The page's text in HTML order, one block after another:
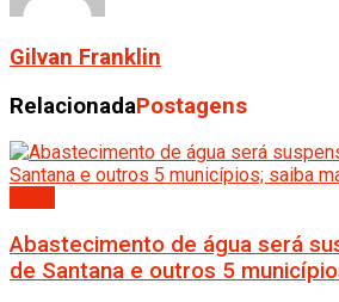
Gilvan Franklin
RelacionadaPostagens
Abastecimento de água será
de Santana e outros 5